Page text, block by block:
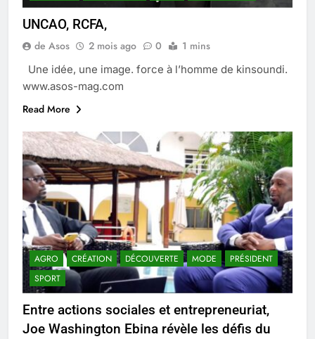
UNCAO, RCFA,
de Asos 2 mois ago 0 1 mins
Une idée, une image. force à l’homme de kinsoundi.
www.asos-mag.com
Read More
AGRO CRÉATION DÉCOUVERTE MODE
PRÉSIDENT
SPORT
Entre actions sociales et entrepreneuriat,
Joe Washington Ebina révèle les défis du